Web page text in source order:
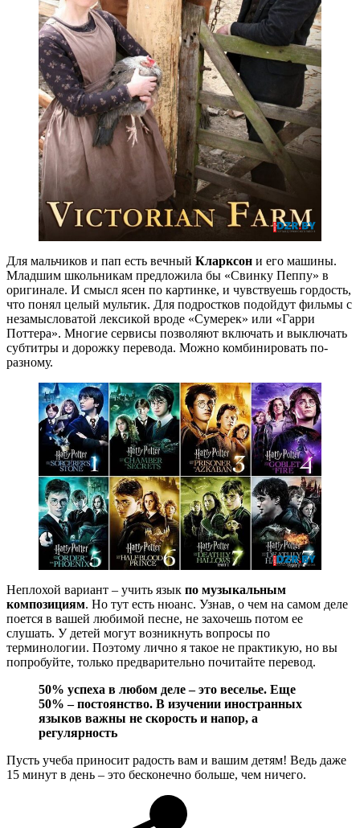
Для мальчиков и пап есть вечный Кларксон и его машины.
Младшим школьникам предложила бы «Свинку Пеппу» в
оригинале. И смысл ясен по картинке, и чувствуешь гордость,
что понял целый мультик. Для подростков подойдут фильмы с
незамысловатой лексикой вроде «Сумерек» или «Гарри
Поттера». Многие сервисы позволяют включать и выключать
субтитры и дорожку перевода. Можно комбинировать по-
разному.
Неплохой вариант – учить язык по музыкальным
композициям. Но тут есть нюанс. Узнав, о чем на самом деле
поется в вашей любимой песне, не захочешь потом ее
слушать. У детей могут возникнуть вопросы по
терминологии. Поэтому лично я такое не практикую, но вы
попробуйте, только предварительно почитайте перевод.
50% успеха в любом деле – это веселье. Еще
50% – постоянство. В изучении иностранных
языков важны не скорость и напор, а
регулярность
Пусть учеба приносит радость вам и вашим детям! Ведь даже
15 минут в день – это бесконечно больше, чем ничего.